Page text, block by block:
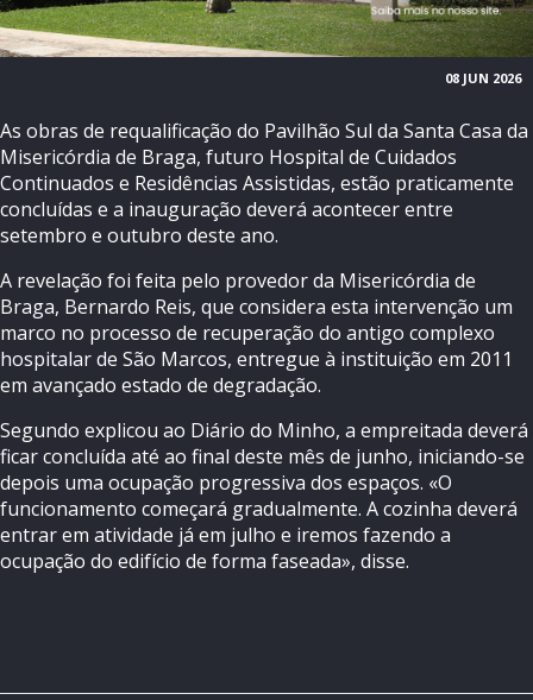
08 JUN 2026
As obras de requalificação do Pavilhão Sul da Santa Casa da
Misericórdia de Braga, futuro Hospital de Cuidados
Continuados e Residências Assistidas, estão praticamente
concluídas e a inauguração deverá acontecer entre
setembro e outubro deste ano.
A revelação foi feita pelo provedor da Misericórdia de
Braga, Bernardo Reis, que considera esta intervenção um
marco no processo de recuperação do antigo complexo
hospitalar de São Marcos, entregue à instituição em 2011
em avançado estado de degradação.
Segundo explicou ao Diário do Minho, a empreitada deverá
ficar concluída até ao final deste mês de junho, iniciando-se
depois uma ocupação progressiva dos espaços. «O
funcionamento começará gradualmente. A cozinha deverá
entrar em atividade já em julho e iremos fazendo a
ocupação do edifício de forma faseada», disse.